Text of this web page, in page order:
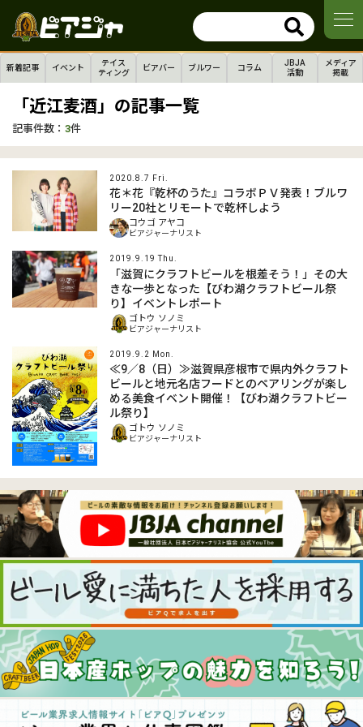
新着記事 イベント
テイス
ティング
ビアバー ブルワー コラム
JBJA
活動
メディア
掲載
「近江麦酒」の記事一覧
記事件数： 3件
2020.8.7 Fri.
花＊花『乾杯のうた』コラボＰＶ発表！ブルワ
リー20社とリモートで乾杯しよう
コウゴ アヤコ
ビアジャーナリスト
2019.9.19 Thu.
「滋賀にクラフトビールを根差そう！」その大
きな一歩となった【びわ湖クラフトビール祭
り】イベントレポート
ゴトウ ソノミ
ビアジャーナリスト
2019.9.2 Mon.
≪9／8（日）≫滋賀県彦根市で県内外クラフト
ビールと地元名店フードとのペアリングが楽し
める美食イベント開催！【びわ湖クラフトビー
ル祭り】
ゴトウ ソノミ
ビアジャーナリスト